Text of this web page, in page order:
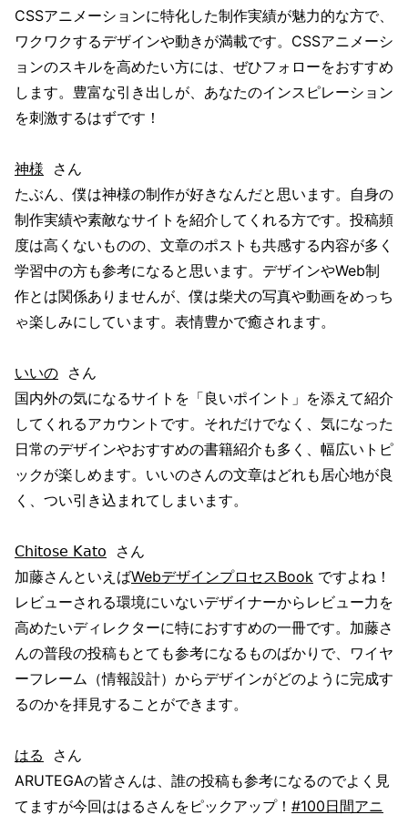
CSSアニメーションに特化した制作実績が魅力的な方で、
ワクワクするデザインや動きが満載です。CSSアニメーシ
ョンのスキルを高めたい方には、ぜひフォローをおすすめ
します。豊富な引き出しが、あなたのインスピレーション
を刺激するはずです！
神様 さん
たぶん、僕は神様の制作が好きなんだと思います。自身の
制作実績や素敵なサイトを紹介してくれる方です。投稿頻
度は高くないものの、文章のポストも共感する内容が多く
学習中の方も参考になると思います。デザインやWeb制
作とは関係ありませんが、僕は柴犬の写真や動画をめっち
ゃ楽しみにしています。表情豊かで癒されます。
いいの さん
国内外の気になるサイトを「良いポイント」を添えて紹介
してくれるアカウントです。それだけでなく、気になった
日常のデザインやおすすめの書籍紹介も多く、幅広いトピ
ックが楽しめます。いいのさんの文章はどれも居心地が良
く、つい引き込まれてしまいます。
𝖢𝗁𝗂𝗍𝗈𝗌𝖾 𝖪𝖺𝗍𝗈 さん
加藤さんといえばWebデザインプロセスBook ですよね！
レビューされる環境にいないデザイナーからレビュー力を
高めたいディレクターに特におすすめの一冊です。加藤さ
んの普段の投稿もとても参考になるものばかりで、ワイヤ
ーフレーム（情報設計）からデザインがどのように完成す
るのかを拝見することができます。
はる さん
ARUTEGAの皆さんは、誰の投稿も参考になるのでよく見
てますが今回ははるさんをピックアップ！ #100日間アニ